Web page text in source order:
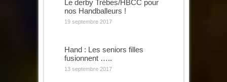
Le derby Trèbes/HBCC pour
nos Handballeurs !
19 septembre 2017
Hand : Les seniors filles
fusionnent …..
13 septembre 2017